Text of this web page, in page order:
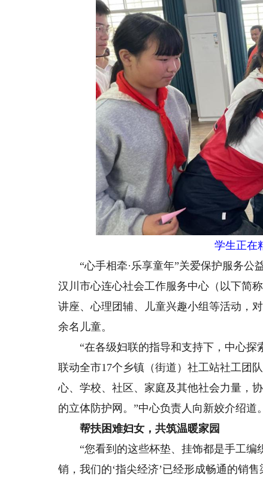
学生正在
“心手相牵·乐享童年”关爱保护服务公
汉川市心连心社会工作服务中心（以下简
讲座、心理团辅、儿童兴趣小组等活动，
余名儿童。
“在各级妇联的指导和支持下，中心探索
联动全市17个乡镇（街道）社工站社工团
心、学校、社区、家庭及其他社会力量，
的立体防护网。”中心负责人向新姣介绍道。
帮扶困难妇女，共筑温暖家园
“您看到的这些杯垫、挂饰都是手工编
销，我们的‘指尖经济’已经形成畅通的销